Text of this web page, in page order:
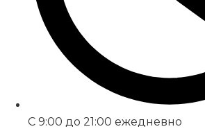
С 9:00 до 21:00 ежедневно